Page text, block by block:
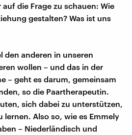
die Frage zu schauen: Wie
gestalten? Was ist uns
den anderen in unseren
wollen – und das in der
– geht es darum, gemeinsam
so die Paartherapeutin.
sich dabei zu unterstützen,
lernen. Also so, wie es Emmely
– Niederländisch und